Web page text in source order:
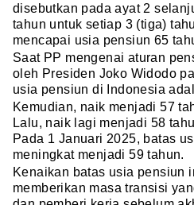
disebutkan pada ayat 2
tahun untuk setiap 3 (tiga)
mencapai usia pensiun 65
Saat PP mengenai aturan
oleh Presiden Joko Widodo
usia pensiun di Indonesia
Kemudian, naik menjadi 57
Lalu, naik lagi menjadi 58
Pada 1 Januari 2025, batas
meningkat menjadi 59 tahun.
Kenaikan batas usia pensiun
memberikan masa transisi